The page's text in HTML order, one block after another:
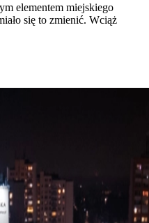
elementem miejskiego
się to zmienić. Wciąż